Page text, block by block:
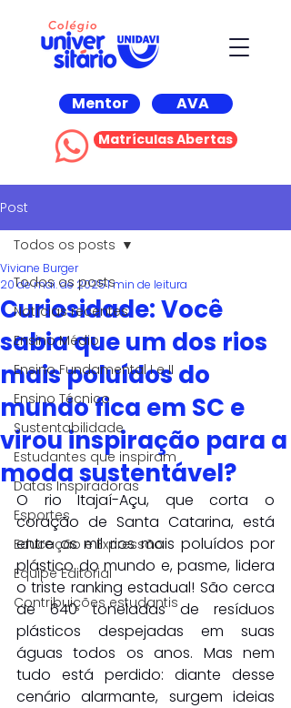
Mentor AVA
Matrículas Abertas
Post
Todos os posts
Notícias recentes
Ensino Médio
Ensino Fundamental I e II
Ensino Técnico
Sustentabilidade
Estudantes que inspiram
Datas Inspiradoras
Esportes
Educação e Expressão
Equipe Editorial
Contribuições estudantis
Todos os posts
Curiosidade: Você
sabia que um dos rios
mais poluídos do
mundo fica em SC e
virou inspiração para a
moda sustentável?
Viviane Burger
20 de mai. de 20251 min de leitura
O rio Itajaí-Açu, que corta o
coração de Santa Catarina, está
entre os mil rios mais poluídos por
plástico do mundo e, pasme, lidera
o triste ranking estadual! São cerca
de 640 toneladas de resíduos
plásticos despejadas em suas
águas todos os anos. Mas nem
tudo está perdido: diante desse
cenário alarmante, surgem ideias